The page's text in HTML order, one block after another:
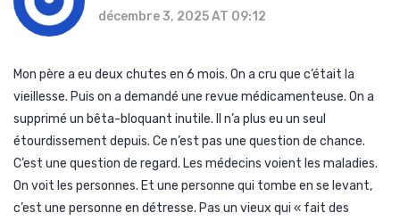
décembre 3, 2025 AT 09:12
Mon père a eu deux chutes en 6 mois. On a cru que c’était la
vieillesse. Puis on a demandé une revue médicamenteuse. On a
supprimé un bêta-bloquant inutile. Il n’a plus eu un seul
étourdissement depuis. Ce n’est pas une question de chance.
C’est une question de regard. Les médecins voient les maladies.
On voit les personnes. Et une personne qui tombe en se levant,
c’est une personne en détresse. Pas un vieux qui « fait des